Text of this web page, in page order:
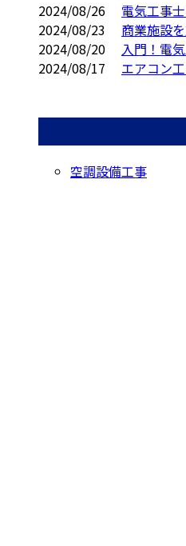
2024/08/26
電気工事
2024/08/23
商業施設
2024/08/20
入門！電
2024/08/17
エアコン
空調設備工事